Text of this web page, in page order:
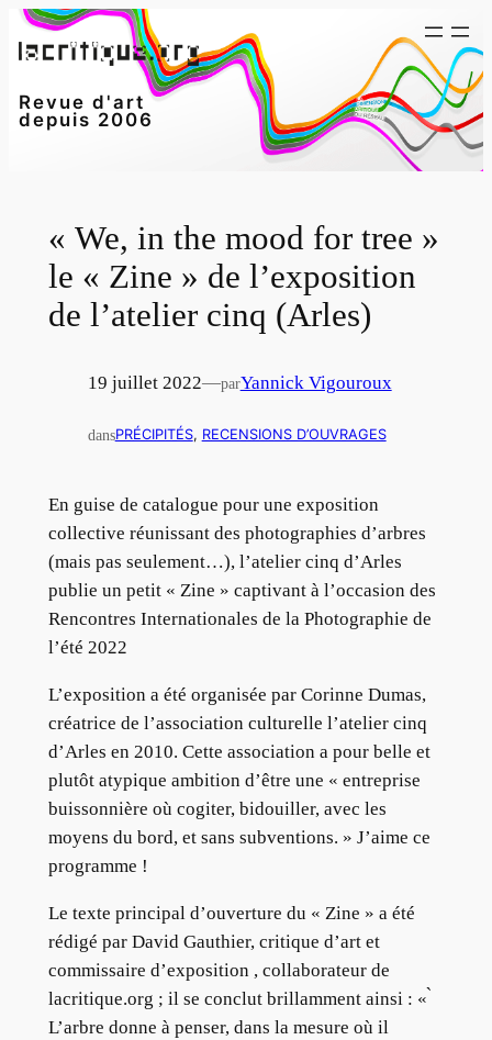
Aller
au
Revue d'art
depuis 2006
« We, in the mood for tree »
le « Zine » de l’exposition
de l’atelier cinq (Arles)
19 juillet 2022—parYannick Vigouroux
dansPRÉCIPITÉS, RECENSIONS D’OUVRAGES
En guise de catalogue pour une exposition
collective réunissant des photographies d’arbres
(mais pas seulement…), l’atelier cinq d’Arles
publie un petit « Zine » captivant à l’occasion des
Rencontres Internationales de la Photographie de
l’été 2022
L’exposition a été organisée par Corinne Dumas,
créatrice de l’association culturelle l’atelier cinq
d’Arles en 2010. Cette association a pour belle et
plutôt atypique ambition d’être une « entreprise
buissonnière où cogiter, bidouiller, avec les
moyens du bord, et sans subventions. » J’aime ce
programme !
Le texte principal d’ouverture du « Zine » a été
rédigé par David Gauthier, critique d’art et
commissaire d’exposition , collaborateur de
lacritique.org ; il se conclut brillamment ainsi : « ̀
L’arbre donne à penser, dans la mesure où il